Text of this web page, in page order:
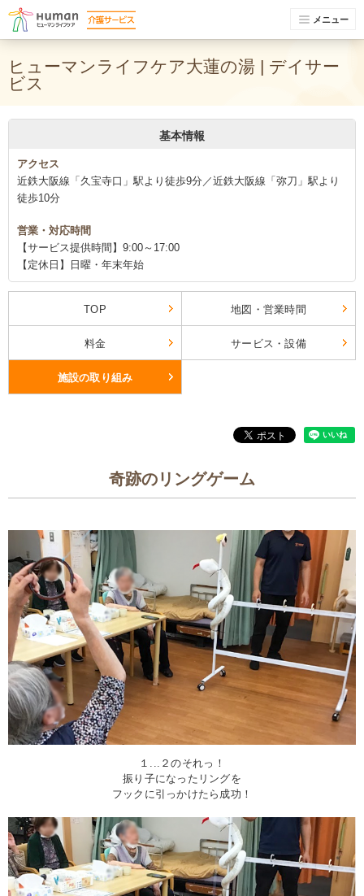
メニュー
ヒューマンライフケア大蓮の湯 | デイサー
ビス
基本情報
アクセス
近鉄大阪線「久宝寺口」駅より徒歩9分／近鉄大阪線「弥刀」駅より
徒歩10分
営業・対応時間
【サービス提供時間】9:00～17:00
【定休日】日曜・年末年始
TOP 地図・営業時間
料金 サービス・設備
施設の取り組み
奇跡のリングゲーム
１...２のそれっ！
振り子になったリングを
フックに引っかけたら成功！